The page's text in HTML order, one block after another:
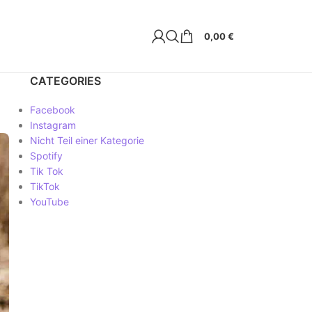
0,00€
CATEGORIES
Facebook
Instagram
Nicht Teil einer Kategorie
Spotify
Tik Tok
TikTok
YouTube